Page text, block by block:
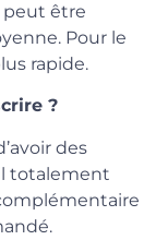
peut être
Pour le
rapide.
?
des
totalement